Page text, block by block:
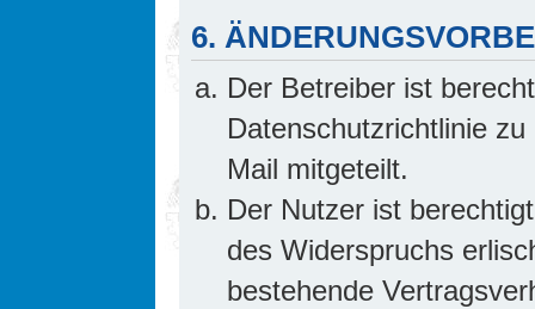
6.
Der Betreiber ist
Datenschutzrichtlinie
Mail mitgeteilt.
Der Nutzer ist
des Widerspruchs
bestehende